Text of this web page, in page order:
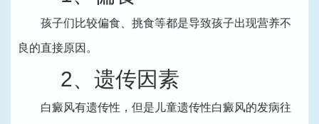
孩子们比较偏食、挑食等都是导致孩子出现营养不
良的直接原因。
2、遗传因素
白癜风有遗传性，但是儿童遗传性白癜风的发病往